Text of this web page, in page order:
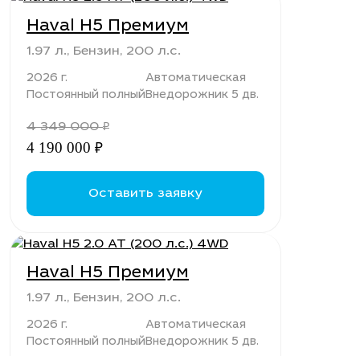
Haval H5 Премиум
1.97 л., Бензин, 200 л.с.
2026 г.
Постоянный полный
Автоматическая
Внедорожник 5 дв.
4 349 000₽
4 190 000 ₽
Оставить заявку
Haval H5 Премиум
1.97 л., Бензин, 200 л.с.
2026 г.
Постоянный полный
Автоматическая
Внедорожник 5 дв.